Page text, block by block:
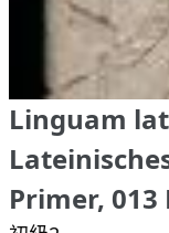
Linguam
Primer, 013